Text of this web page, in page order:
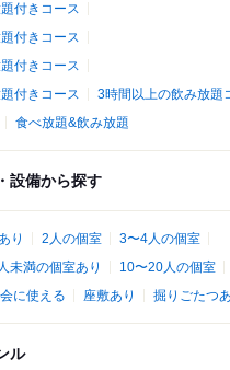
付きコース
付きコース
付きコース
付きコース
3時間以上の飲み放題
食べ放題&飲み放題
設備から探す
り 2人の個室
3〜4人の個室
未満の個室あり
10〜20人の個室
に使える 座敷あり 掘りごたつ
ル